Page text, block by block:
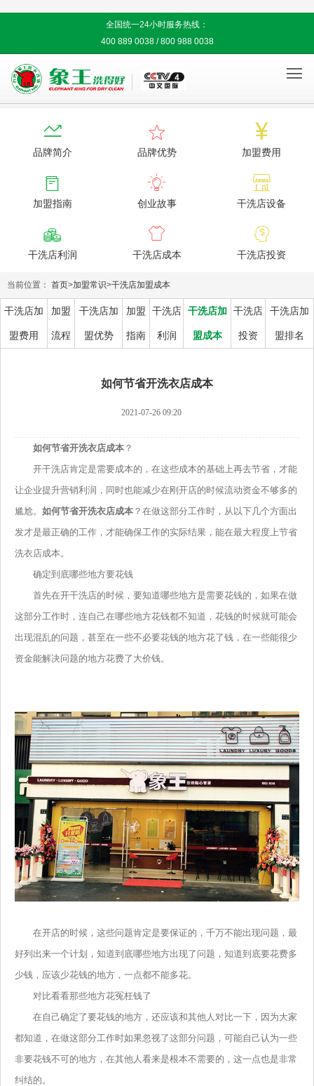
全国统一24小时服务热线：
400 889 0038 / 800 988 0038


品牌简介

品牌优势

加盟费用

加盟指南

创业故事

干洗店设备

干洗店利润

干洗店成本

干洗店投资
当前位置： 首页>加盟常识>干洗店加盟成本
干洗店加
盟费用
加盟
流程
干洗店加
盟优势
加盟
指南
干洗店
利润
干洗店加
盟成本
干洗店
投资
干洗店加
盟排名
如何节省开洗衣店成本
2021-07-26 09:20
如何节省开洗衣店成本 ？
开干洗店肯定是需要成本的，在这些成本的基础上再去节省，才能
让企业提升营销利润，同时也能减少在刚开店的时候流动资金不够多的
尴尬。 如何节省开洗衣店成本 ？ 在做这部分工作时，从以下几个方面出
发才是最正确的工作，才能确保工作的实际结果，能在最大程度上节省
洗衣店成本。
确定到底哪些地方要花钱
首先在开干洗店的时候，要知道哪些地方是需要花钱的，如果在做
这部分工作时，连自己在哪些地方花钱都不知道，花钱的时候就可能会
出现混乱的问题，甚至在一些不必要花钱的地方花了钱，在一些能很少
资金能解决问题的地方花费了大价钱。
在开店的时候，这些问题肯定是要保证的，千万不能出现问题，最
好列出来一个计划，知道到底哪些地方出现了问题，知道到底要花费多
少钱，应该少花钱的地方，一点都不能多花。
对比看看那些地方花冤枉钱了
在自己确定了要花钱的地方，还应该和其他人对比一下，因为大家
都知道，在做这部分工作时如果忽视了这部分问题，可能自己认为一些
非要花钱不可的地方，在其他人看来是根本不需要的，这一点也是非常
纠结的。